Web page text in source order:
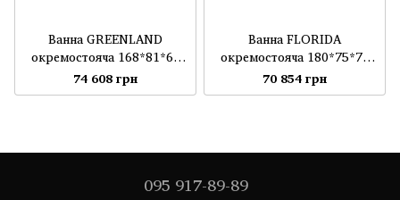
Ванна GREENLAND
окремостояча 168*81*62
Глянець Біла 0000273
74 608 грн
Ванна FLORIDA
окремостояча 180*75*73
Глянець Біла 0000271
70 854 грн
095 917-89-89